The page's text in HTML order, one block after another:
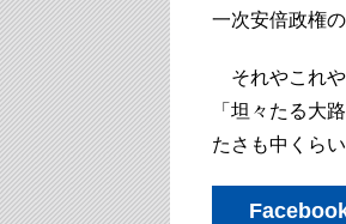
一次安倍政権
それやこれや
「坦々たる大
たさも中くら